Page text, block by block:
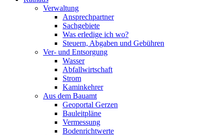
Verwaltung
Ansprechpartner
Sachgebiete
Was erledige ich wo?
Steuern, Abgaben und Gebühren
Ver- und Entsorgung
Wasser
Abfallwirtschaft
Strom
Kaminkehrer
Aus dem Bauamt
Geoportal Gerzen
Bauleitpläne
Vermessung
Bodenrichtwerte